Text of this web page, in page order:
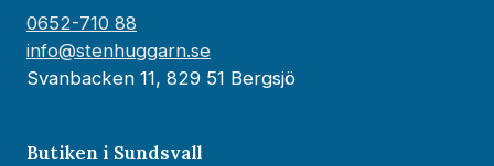
0652-710 88
info@stenhuggarn.se
Svanbacken 11, 829 51 Bergsjö
Butiken i Sundsvall